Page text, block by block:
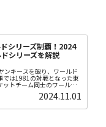
シリーズ制覇！2024
シリーズを解説
ンキースを破り、ワールド
では1981の対戦となった東
ットチーム同士のワールド
返り、ワールドシリーズ
記事を読んで2024年のワー
2024.11.01